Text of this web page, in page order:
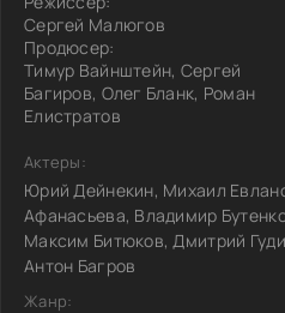
Сергей Малюгов
Продюсер:
Тимур Вайнштейн, Сергей
Багиров, Олег Бланк, Роман
Елистратов
Актеры:
Юрий Дейнекин, Михаил
Афанасьева, Владимир
Максим Битюков, Дмитрий
Антон Багров
Жанр: